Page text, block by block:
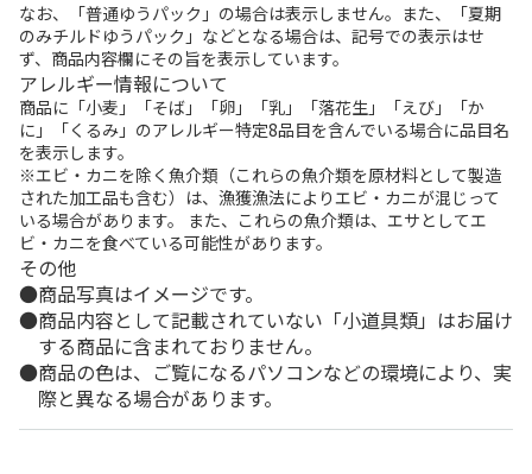
なお、「普通ゆうパック」の場合は表示しません。また、「夏期
のみチルドゆうパック」などとなる場合は、記号での表示はせ
ず、商品内容欄にその旨を表示しています。
アレルギー情報について
商品に「小麦」「そば」「卵」「乳」「落花生」「えび」「か
に」「くるみ」のアレルギー特定8品目を含んでいる場合に品目名
を表示します。
※エビ・カニを除く魚介類（これらの魚介類を原材料として製造
された加工品も含む）は、漁獲漁法によりエビ・カニが混じって
いる場合があります。 また、これらの魚介類は、エサとしてエ
ビ・カニを食べている可能性があります。
その他
商品写真はイメージです。
商品内容として記載されていない「小道具類」はお届け
する商品に含まれておりません。
商品の色は、ご覧になるパソコンなどの環境により、実
際と異なる場合があります。